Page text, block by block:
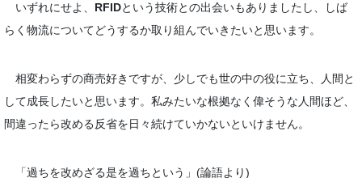
いずれにせよ、 RFIDという技術との出会いもありましたし、しば
らく物流についてどうするか取り組んでいきたいと思います。
相変わらずの商売好きですが、少しでも世の中の役に立ち、人間と
して成長したいと思います。私みたいな根拠なく偉そうな人間ほど、
間違ったら改める反省を日々続けていかないといけません。
「過ちを改めざる是を過ちという」(論語より)